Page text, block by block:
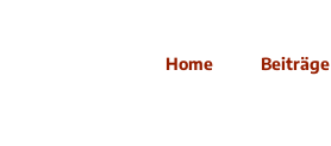
Home Beiträge